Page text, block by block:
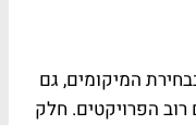
המיקומים, גם
הפרויקטים. חלק